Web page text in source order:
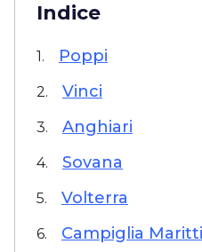
Indice
1. Poppi
2. Vinci
3. Anghiari
4. Sovana
5. Volterra
6. Campiglia